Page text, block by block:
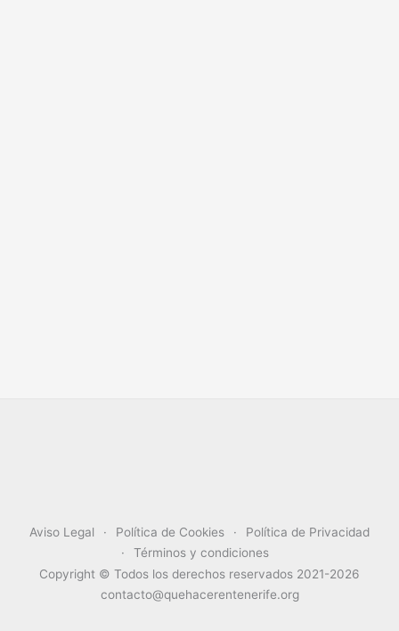
Aviso Legal Política de Cookies
Política de Privacidad
Términos y condiciones
Copyright © Todos los derechos reservados 2021-2026
contacto@quehacerentenerife.org